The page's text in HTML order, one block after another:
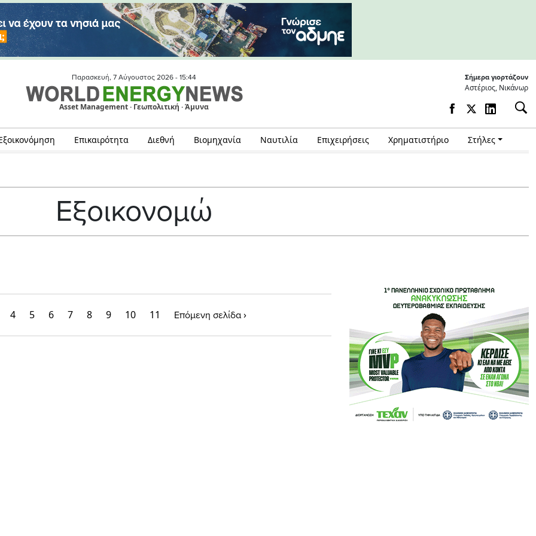
Παρασκευή, 7 Αύγουστος 2026 - 15:44
Asset Management · Γεωπολιτική · Άμυνα
Σήμερα γιορτάζουν
Αστέριος, Νικάνωρ
Επικαιρότητα Διεθνή Βιομηχανία Ναυτιλία Επιχειρήσεις Χρηματιστήριο Στήλες
Εξοικονομώ
4 5 6 7 8 9 10 11 Επόμενη σελίδα›